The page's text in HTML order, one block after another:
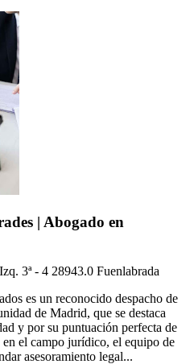
| Abogado en
3ª - 4 28943.0 Fuenlabrada
es un reconocido despacho de
de Madrid, que se destaca
y por su puntuación perfecta de
el campo jurídico, el equipo de
asesoramiento legal...